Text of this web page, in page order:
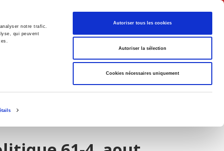
notre trafic.
qui peuvent
Autoriser tous les cookies
Autoriser la sélection
Cookies nécessaires uniquement
Français